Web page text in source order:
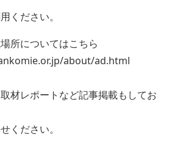
ください。
についてはこちら
about/ad.html
材レポートなど記事掲載もしてお
ください。